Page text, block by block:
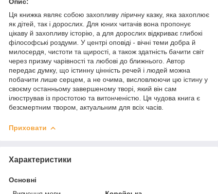
Ця книжка являє собою захопливу ліричну казку, яка захоплює
як дітей, так і дорослих. Для юних читачів вона пропонує
цікаву й захопливу історію, а для дорослих відкриває глибокі
філософські роздуми. У центрі оповіді - вічні теми добра й
милосердя, чистоти та щирості, а також здатність бачити світ
через призму чарівності та любові до ближнього. Автор
передає думку, що істинну цінність речей і людей можна
побачити лише серцем, а не очима, висловлюючи цю істину у
своєму останньому завершеному творі, який він сам
ілюстрував із простотою та витонченістю. Ця чудова книга є
безсмертним твором, актуальним для всіх часів.
Приховати
Характеристики
Основні